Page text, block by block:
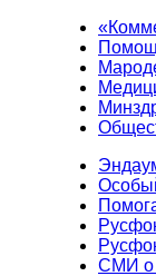
СМИ о